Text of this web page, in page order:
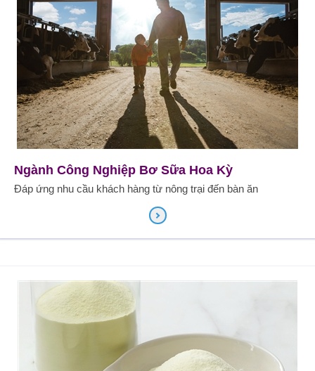
Ngành Công Nghiệp Bơ Sữa Hoa Kỳ
Đáp ứng nhu cầu khách hàng từ nông trại đến bàn ăn